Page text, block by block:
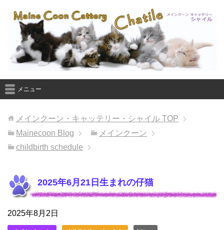
メニュー
メインクーン・キャッテリー・シャイル TOP
Mainecoon Blog
メインクーン
childbirth schedule
2025年6月21日生まれの仔猫
2025年8月2日